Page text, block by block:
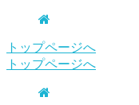
トップページへ
トップページへ